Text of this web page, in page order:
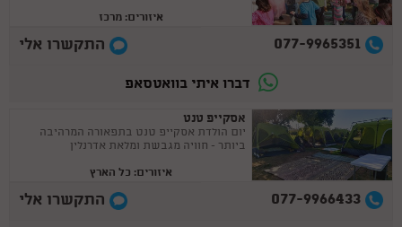
איזורים: מרכז
077-9965351 התקשרו אלי
דברו איתי בוואטסאפ
אסקייפ טנט
יום הולדת אסקייפ טנט בתפאורה המרהיבה
ביותר - חוויה מגבשת ומלאת אדרנלין
איזורים: כל הארץ
077-9966433 התקשרו אלי